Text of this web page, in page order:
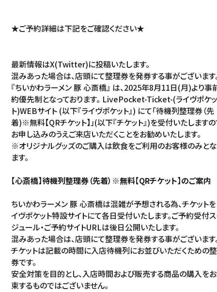
★ご予約詳細は下記をご確認ください★
最新情報はX(Twitter)に投稿いたします。
混みあった場合は、店頭にて整理券を発券する事がございます
『ちいかわラーメン 豚 心斎橋』 は、2025年8月11日(月)より事
約優先制となっております。 LivePocket-Ticket-(ライヴポケッ
ト)WEBサイト (以下『ライヴポケット』) にて「待機列整理券（先
着)※無料【QRチケット】」(以下『チケット』)を受付いたしますの
お申し込みのうえご来店いただくことをお勧めいたします。
※オリジナルグッズのご購入は飲食をご利用のお客様のみと
ます。
【心斎橋】待機列整理券（先着）※無料【QRチケット】のご案内
ちいかわラーメン 豚 心斎橋は混雑が予想される為、チケット
イヴポケット特設サイトにて各日受付いたします。ご予約受付
ジュール・ご予約サイトURLは後日公開いたします。
混みあった場合は、店頭にて整理券を発券する事がございます
チケットは記載の時間に入店待機列にお並びいただくための
券です。
安全対策を目的とし、入店時間および販売する商品の購入を
束するものではございません。